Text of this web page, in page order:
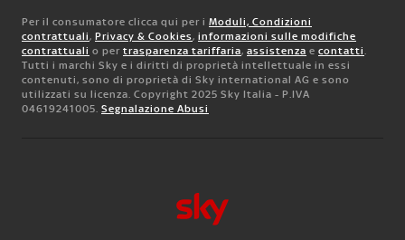
Per il consumatore clicca qui per i Moduli, Condizioni
contrattuali, Privacy & Cookies, informazioni sulle modifiche
contrattuali o per trasparenza tariffaria, assistenza e contatti.
Tutti i marchi Sky e i diritti di proprietà intellettuale in essi
contenuti, sono di proprietà di Sky international AG e sono
utilizzati su licenza. Copyright 2025 Sky Italia - P.IVA
04619241005. Segnalazione Abusi